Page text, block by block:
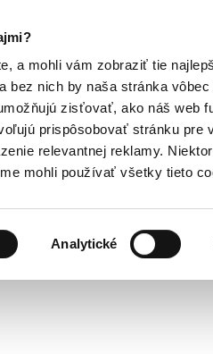
a mohli vám zobraziť tie
bez nich by naša stránka
zisťovať, ako náš web
prispôsobovať stránku pre
relevantnej reklamy.
mohli používať všetky tieto
Analytické